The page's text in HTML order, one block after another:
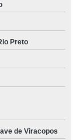
Preto
de Viracopos